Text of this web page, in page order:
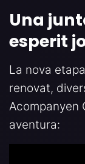
Una
esperit
La nova
renovat,
Acompanyen
aventura: